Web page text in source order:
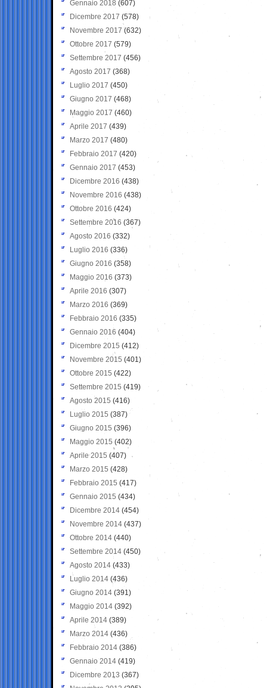
Gennaio 2018 (607)
Dicembre 2017 (578)
Novembre 2017 (632)
Ottobre 2017 (579)
Settembre 2017 (456)
Agosto 2017 (368)
Luglio 2017 (450)
Giugno 2017 (468)
Maggio 2017 (460)
Aprile 2017 (439)
Marzo 2017 (480)
Febbraio 2017 (420)
Gennaio 2017 (453)
Dicembre 2016 (438)
Novembre 2016 (438)
Ottobre 2016 (424)
Settembre 2016 (367)
Agosto 2016 (332)
Luglio 2016 (336)
Giugno 2016 (358)
Maggio 2016 (373)
Aprile 2016 (307)
Marzo 2016 (369)
Febbraio 2016 (335)
Gennaio 2016 (404)
Dicembre 2015 (412)
Novembre 2015 (401)
Ottobre 2015 (422)
Settembre 2015 (419)
Agosto 2015 (416)
Luglio 2015 (387)
Giugno 2015 (396)
Maggio 2015 (402)
Aprile 2015 (407)
Marzo 2015 (428)
Febbraio 2015 (417)
Gennaio 2015 (434)
Dicembre 2014 (454)
Novembre 2014 (437)
Ottobre 2014 (440)
Settembre 2014 (450)
Agosto 2014 (433)
Luglio 2014 (436)
Giugno 2014 (391)
Maggio 2014 (392)
Aprile 2014 (389)
Marzo 2014 (436)
Febbraio 2014 (386)
Gennaio 2014 (419)
Dicembre 2013 (367)